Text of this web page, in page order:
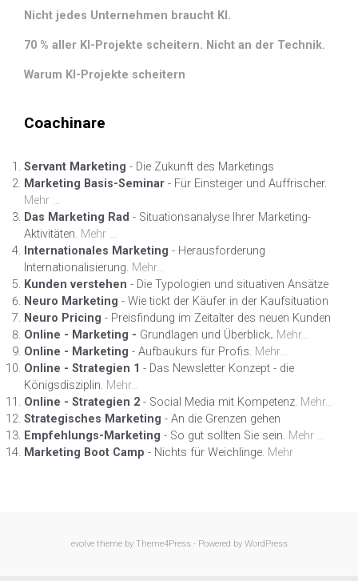
Nicht jedes Unternehmen braucht KI.
70 % aller KI-Projekte scheitern. Nicht an der Technik.
Warum KI-Projekte scheitern
Coachinare
Servant Marketing - Die Zukunft des Marketings
Marketing Basis-Seminar - Für Einsteiger und Auffrischer.
Mehr ...
Das Marketing Rad - Situationsanalyse Ihrer Marketing-
Aktivitäten. Mehr ...
Internationales Marketing - Herausforderung
Internationalisierung. Mehr...
Kunden verstehen - Die Typologien und situativen Ansätze
Neuro Marketing - Wie tickt der Käufer in der Kaufsituation
Neuro Pricing - Preisfindung im Zeitalter des neuen Kunden
Online - Marketing - Grundlagen und Überblick. Mehr...
Online - Marketing - Aufbaukurs für Profis. Mehr...
Online - Strategien 1 - Das Newsletter Konzept - die
Königsdisziplin. Mehr...
Online - Strategien 2 - Social Media mit Kompetenz. Mehr...
Strategisches Marketing - An die Grenzen gehen
Empfehlungs-Marketing - So gut sollten Sie sein. Mehr ...
Marketing Boot Camp - Nichts für Weichlinge. Mehr
evolvetheme by Theme4Press - Powered by WordPress